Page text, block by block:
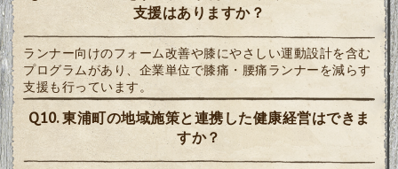
支援はありますか？
ランナー向けのフォーム改善や膝にやさしい運動設計を含む
プログラムがあり、企業単位で膝痛・腰痛ランナーを減らす
支援も行っています。
Q10. 東浦町の地域施策と連携した健康経営はできま
すか？